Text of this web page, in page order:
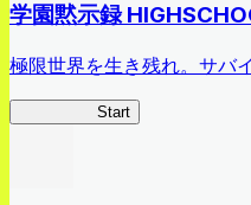
学園黙示録
極限世界を生き残れ。サバ
Start